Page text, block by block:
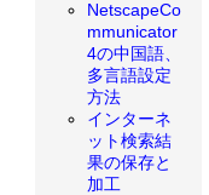
NetscapeCo
mmunicator
4の中国語、
多言語設定
方法
インターネ
ット検索結
果の保存と
加工